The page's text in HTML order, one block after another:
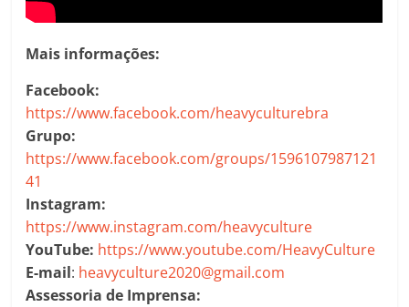
Mais informações:
Facebook:
https://www.facebook.com/heavyculturebra
Grupo:
https://www.facebook.com/groups/1596107987121
41
Instagram:
https://www.instagram.com/heavyculture
YouTube: https://www.youtube.com/HeavyCulture
E-mail: heavyculture2020@gmail.com
Assessoria de Imprensa: